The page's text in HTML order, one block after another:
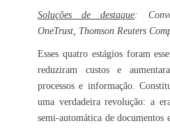
Soluções de destaque:
OneTrust, Thomson Reuters
Esses quatro estágios foram
reduziram custos e
processos e informação.
uma verdadeira revolução: a
semi-automática de documentos